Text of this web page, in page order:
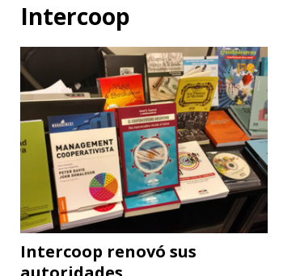
Intercoop
Intercoop renovó sus